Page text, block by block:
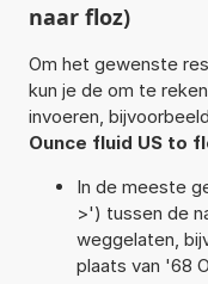
naar floz)
Om het gewenste
kun je de om te
invoeren,
Ounce fluid US to
In de meeste
>') tussen de
weggelaten,
plaats van '68